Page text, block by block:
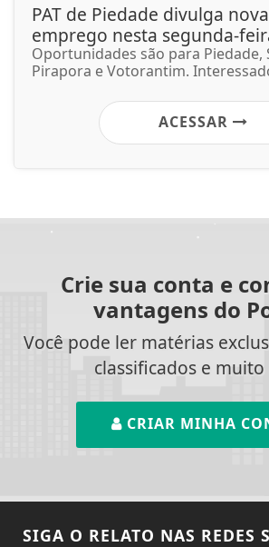
PAT de Piedade divulga
emprego nesta segunda-
Oportunidades são para Piedade,
Pirapora e Votorantim.
ACESSAR
Crie sua conta e
vantagens do
Você pode ler matérias
classificados e muito
CRIAR MINHA
SIGA O RELATO NAS REDES